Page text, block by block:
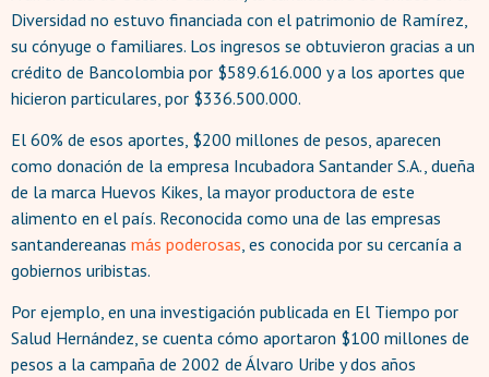
Diversidad no estuvo financiada con el patrimonio de Ramírez,
su cónyuge o familiares. Los ingresos se obtuvieron gracias a un
crédito de Bancolombia por $589.616.000 y a los aportes que
hicieron particulares, por $336.500.000.
El 60% de esos aportes, $200 millones de pesos, aparecen
como donación de la empresa Incubadora Santander S.A., dueña
de la marca Huevos Kikes, la mayor productora de este
alimento en el país. Reconocida como una de las empresas
santandereanas más poderosas , es conocida por su cercanía a
gobiernos uribistas.
Por ejemplo, en una investigación publicada en El Tiempo por
Salud Hernández, se cuenta cómo aportaron $100 millones de
pesos a la campaña de 2002 de Álvaro Uribe y dos años